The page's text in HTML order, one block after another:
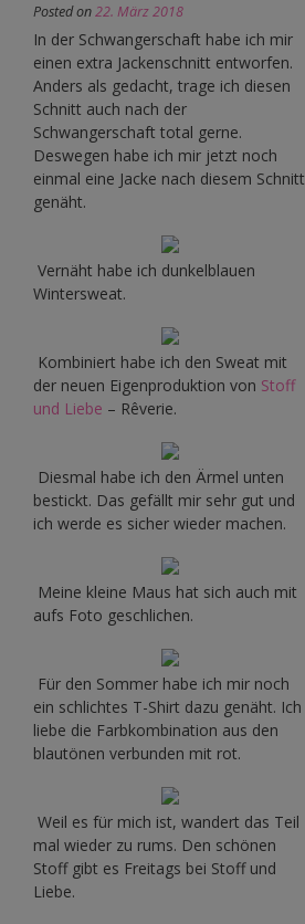
Posted on22. März 2018
In der Schwangerschaft habe ich mir
einen extra Jackenschnitt entworfen.
Anders als gedacht, trage ich diesen
Schnitt auch nach der
Schwangerschaft total gerne.
Deswegen habe ich mir jetzt noch
einmal eine Jacke nach diesem Schnitt
genäht.
Vernäht habe ich dunkelblauen
Wintersweat.
Kombiniert habe ich den Sweat mit
der neuen Eigenproduktion von Stoff
und Liebe – Rêverie.
Diesmal habe ich den Ärmel unten
bestickt. Das gefällt mir sehr gut und
ich werde es sicher wieder machen.
Meine kleine Maus hat sich auch mit
aufs Foto geschlichen.
Für den Sommer habe ich mir noch
ein schlichtes T-Shirt dazu genäht. Ich
liebe die Farbkombination aus den
blautönen verbunden mit rot.
Weil es für mich ist, wandert das Teil
mal wieder zu rums. Den schönen
Stoff gibt es Freitags bei Stoff und
Liebe.